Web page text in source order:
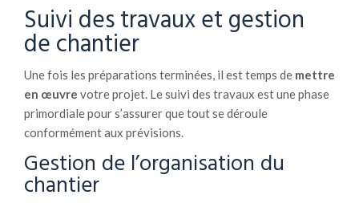
Suivi des travaux et gestion
de chantier
Une fois les préparations terminées, il est temps de mettre
en œuvre votre projet. Le suivi des travaux est une phase
primordiale pour s’assurer que tout se déroule
conformément aux prévisions.
Gestion de l’organisation du
chantier